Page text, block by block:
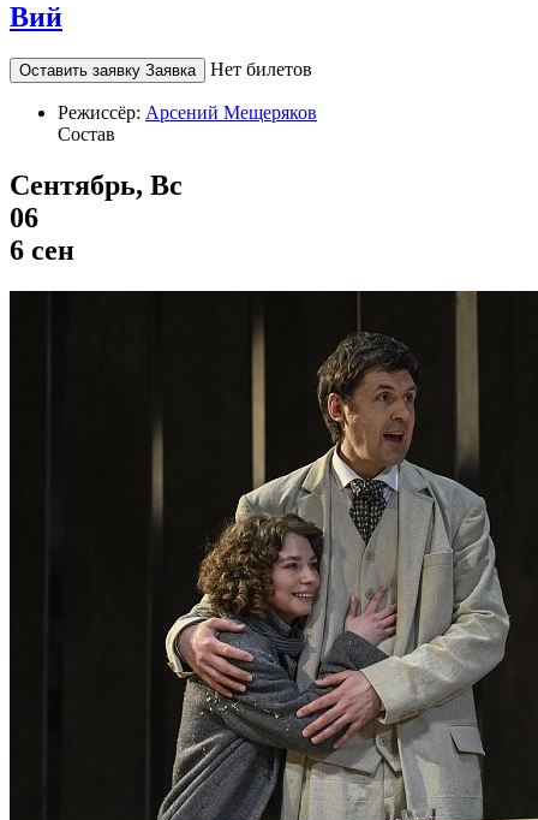
Вий
Оставить заявку Заявка Нет билетов
Режиссёр: Арсений Мещеряков
Состав
Сентябрь, Вс
06
6 сен